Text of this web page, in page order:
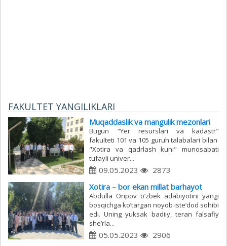
FAKULTET YANGILIKLARI
Muqaddaslik va mangulik mezonlari
Bugun "Yer resurslari va kadastr"
fakulteti 101 va 105 guruh talabalari bilan
"Xotira va qadrlash kuni" munosabati
tufayli univer...
09.05.2023
2873
Xotira – bor ekan millat barhayot
Аbdulla Oripov oʼzbek adabiyotini yangi
bosqichga koʼtargan noyob isteʼdod sohibi
edi. Uning yuksak badiiy, teran falsafiy
sheʼrla...
05.05.2023
2906